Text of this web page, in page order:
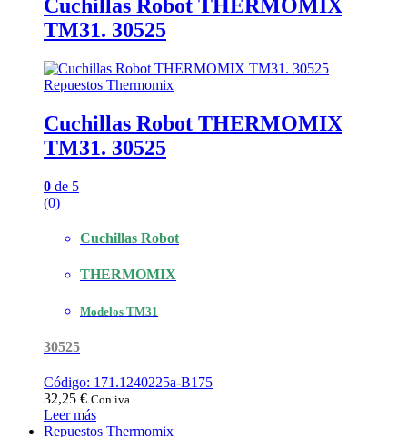
Cuchillas Robot THERMOMIX
TM31. 30525
Repuestos Thermomix
Cuchillas Robot THERMOMIX
TM31. 30525
0 de 5
(0)
Cuchillas Robot
THERMOMIX
Modelos TM31
30525
Código: 171.1240225a-B175
32,25 € Con iva
Leer más
Repuestos Thermomix